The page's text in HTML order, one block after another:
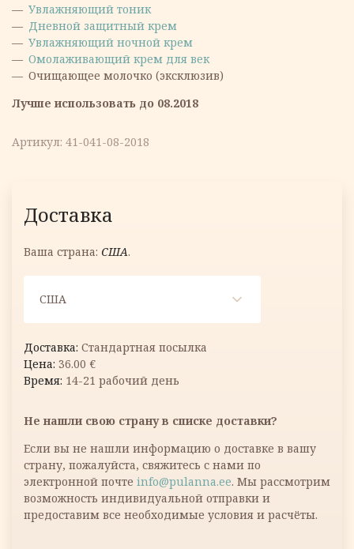
Увлажняющий тоник
Дневной защитный крем
Увлажняющий ночной крем
Омолаживающий крем для век
Очищающее молочко (эксклюзив)
Лучше использовать до 08.2018
Артикул: 41-041-08-2018
Доставка
Ваша страна: США.
США
Стандартная посылка
36.00 €
14-21 рабочий день
Не нашли свою страну в списке доставки?
Если вы не нашли информацию о доставке в вашу
страну, пожалуйста, свяжитесь с нами по
электронной почте info@pulanna.ee. Мы рассмотрим
возможность индивидуальной отправки и
предоставим все необходимые условия и расчёты.